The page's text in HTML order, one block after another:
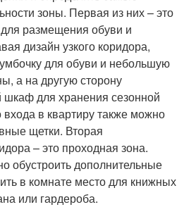
зоны. Первая из них – это
размещения обуви и
дизайн узкого коридора,
для обуви и небольшую
а на другую сторону
шкаф для хранения сезонной
в квартиру также можно
щетки. Вторая
– это проходная зона.
обустроить дополнительные
в комнате место для книжных
или гардероба.